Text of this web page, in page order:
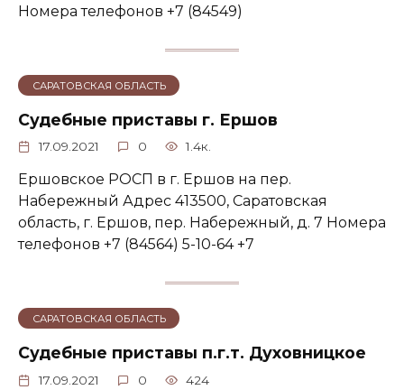
Номера телефонов +7 (84549)
САРАТОВСКАЯ ОБЛАСТЬ
Судебные приставы г. Ершов
17.09.2021 0 1.4к.
Ершовское РОСП в г. Ершов на пер.
Набережный Адрес 413500, Саратовская
область, г. Ершов, пер. Набережный, д. 7 Номера
телефонов +7 (84564) 5-10-64 +7
САРАТОВСКАЯ ОБЛАСТЬ
Судебные приставы п.г.т. Духовницкое
17.09.2021 0 424